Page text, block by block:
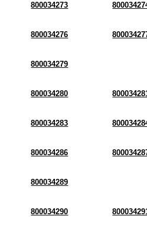
800034273
800034276
800034279
800034280
800034283
800034286
800034289
800034290